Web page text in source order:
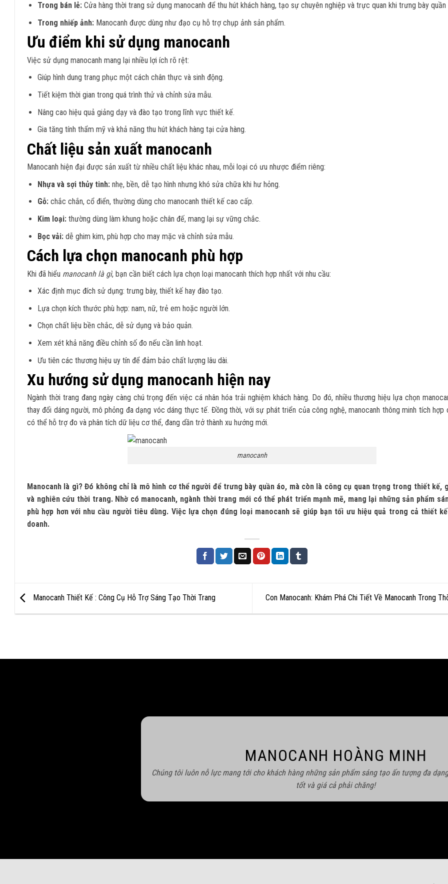
Trong bán lẻ:Cửa hàng thời trang sử dụng manocanh để thu hút khách hàng, tạo sự chuyên nghiệp và trực quan khi trưng bày quần
Trong nhiếp ảnh:Manocanh được dùng như đạo cụ hỗ trợ chụp ảnh sản phẩm.
Ưu điểm khi sử dụng manocanh
Việc sử dụng manocanh mang lại nhiều lợi ích rõ rệt:
Giúp hình dung trang phục một cách chân thực và sinh động.
Tiết kiệm thời gian trong quá trình thử và chỉnh sửa mẫu.
Nâng cao hiệu quả giảng dạy và đào tạo trong lĩnh vực thiết kế.
Gia tăng tính thẩm mỹ và khả năng thu hút khách hàng tại cửa hàng.
Chất liệu sản xuất manocanh
Manocanh hiện đại được sản xuất từ nhiều chất liệu khác nhau, mỗi loại có ưu nhược điểm riêng:
Nhựa và sợi thủy tinh:nhẹ, bền, dễ tạo hình nhưng khó sửa chữa khi hư hỏng.
Gỗ:chắc chắn, cổ điển, thường dùng cho manocanh thiết kế cao cấp.
Kim loại:thường dùng làm khung hoặc chân đế, mang lại sự vững chắc.
Bọc vải:dễ ghim kim, phù hợp cho may mặc và chỉnh sửa mẫu.
Cách lựa chọn manocanh phù hợp
Khi đã hiểu manocanh là gì, bạn cần biết cách lựa chọn loại manocanh thích hợp nhất với nhu cầu:
Xác định mục đích sử dụng: trưng bày, thiết kế hay đào tạo.
Lựa chọn kích thước phù hợp: nam, nữ, trẻ em hoặc người lớn.
Chọn chất liệu bền chắc, dễ sử dụng và bảo quản.
Xem xét khả năng điều chỉnh số đo nếu cần linh hoạt.
Ưu tiên các thương hiệu uy tín để đảm bảo chất lượng lâu dài.
Xu hướng sử dụng manocanh hiện nay
Ngành thời trang đang ngày càng chú trọng đến việc cá nhân hóa trải nghiệm khách hàng. Do đó, nhiều thương hiệu lựa chọn
thay đổi dáng người, mô phỏng đa dạng vóc dáng thực tế. Đồng thời, với sự phát triển của công nghệ, manocanh thông minh tích hợp
có thể hỗ trợ đo và phân tích dữ liệu cơ thể, đang dần trở thành xu hướng mới.
manocanh
Manocanh là gì? Đó không chỉ là mô hình cơ thể người để trưng bày quần áo, mà còn là công cụ quan trọng trong thiết kế,
và nghiên cứu thời trang. Nhờ có manocanh, ngành thời trang mới có thể phát triển mạnh mẽ, mang lại những sản phẩm
phù hợp hơn với nhu cầu người tiêu dùng. Việc lựa chọn đúng loại manocanh sẽ giúp bạn tối ưu hiệu quả trong cả thiết
doanh.
Manocanh Thiết Kế : Công Cụ Hỗ Trợ Sáng Tạo Thời Trang Con Manocanh: Khám Phá Chi Tiết Về Manocanh Trong
MANOCANH HOÀNG MINH
Chúng tôi luôn nỗ lực mang tới cho khách hàng những sản phẩm sáng tạo ấn tượng đa
tốt và giá cả phải chăng!